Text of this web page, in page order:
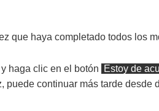
que haya completado todos los
haga clic en el botón Estoy de
continuar más tarde desde